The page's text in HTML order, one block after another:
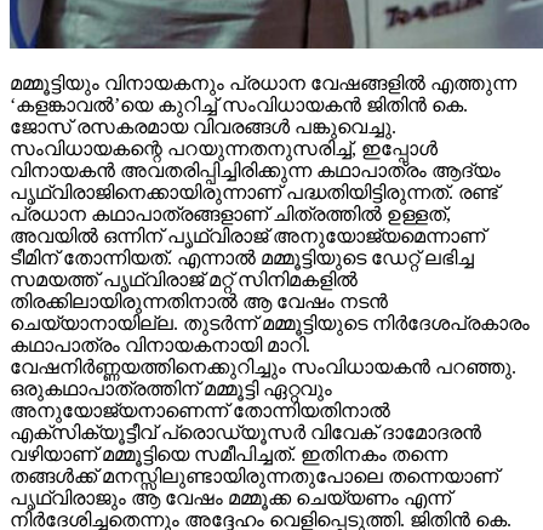
മമ്മൂട്ടിയും വിനായകനും പ്രധാന വേഷങ്ങളില്‍ എത്തുന്ന
‘കളങ്കാവല്‍’യെ കുറിച്ച് സംവിധായകന്‍ ജിതിന്‍ കെ.
ജോസ് രസകരമായ വിവരങ്ങള്‍ പങ്കുവെച്ചു.
സംവിധായകന്റെ പറയുന്നതനുസരിച്ച്, ഇപ്പോള്‍
വിനായകന്‍ അവതരിപ്പിച്ചിരിക്കുന്ന കഥാപാത്രം ആദ്യം
പൃഥ്വിരാജിനെക്കായിരുന്നാണ് പദ്ധതിയിട്ടിരുന്നത്. രണ്ട്
പ്രധാന കഥാപാത്രങ്ങളാണ് ചിത്രത്തില്‍ ഉള്ളത്,
അവയില്‍ ഒന്നിന് പൃഥ്വിരാജ് അനുയോജ്യമെന്നാണ്
ടീമിന് തോന്നിയത്. എന്നാല്‍ മമ്മൂട്ടിയുടെ ഡേറ്റ് ലഭിച്ച
സമയത്ത് പൃഥ്വിരാജ് മറ്റ് സിനിമകളില്‍
തിരക്കിലായിരുന്നതിനാല്‍ ആ വേഷം നടന്‍
ചെയ്യാനായില്ല. തുടര്‍ന്ന് മമ്മൂട്ടിയുടെ നിര്‍ദേശപ്രകാരം
കഥാപാത്രം വിനായകനായി മാറി.
വേഷനിര്‍ണ്ണയത്തിനെക്കുറിച്ചും സംവിധായകന്‍ പറഞ്ഞു.
ഒരുകഥാപാത്രത്തിന് മമ്മൂട്ടി ഏറ്റവും
അനുയോജ്യനാണെന്ന് തോന്നിയതിനാല്‍
എക്‌സിക്യൂട്ടീവ് പ്രൊഡ്യൂസര്‍ വിവേക് ദാമോദരന്‍
വഴിയാണ് മമ്മൂട്ടിയെ സമീപിച്ചത്. ഇതിനകം തന്നെ
തങ്ങള്‍ക്ക് മനസ്സിലുണ്ടായിരുന്നതുപോലെ തന്നെയാണ്
പൃഥ്വിരാജും ആ വേഷം മമ്മൂക്ക ചെയ്യണം എന്ന്
നിര്‍ദേശിച്ചതെന്നും അദ്ദേഹം വെളിപ്പെടുത്തി. ജിതിന്‍ കെ.
ജോസ് പറഞ്ഞു പോലെ, വിനായകന്‍ അവതരിപ്പിച്ച വേഷം
തന്നെയാണ് ആദ്യം പൃഥ്വിരാജിന് പരിഗണിച്ചത്. മമ്മൂട്ടി